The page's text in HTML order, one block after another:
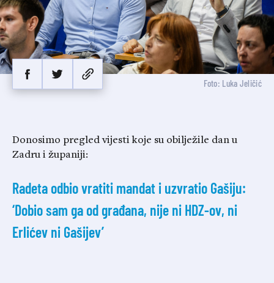
Foto: Luka Jeličić
Donosimo pregled vijesti koje su obilježile dan u
Zadru i županiji:
Radeta odbio vratiti mandat i uzvratio Gašiju:
‘Dobio sam ga od građana, nije ni HDZ-ov, ni
Erlićev ni Gašijev’